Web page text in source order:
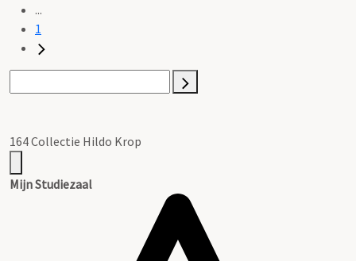
...
1
164 Collectie Hildo Krop
Mijn Studiezaal